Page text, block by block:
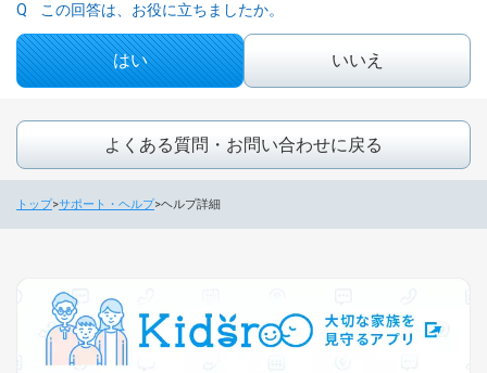
この回答は、お役に立ちましたか。
はい いいえ
よくある質問・お問い合わせに戻る
トップ サポート・ヘルプ ヘルプ詳細